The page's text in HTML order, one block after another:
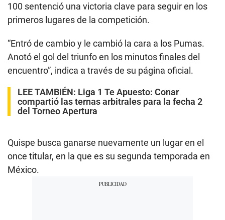
100 sentenció una victoria clave para seguir en los
primeros lugares de la competición.
“Entró de cambio y le cambió la cara a los Pumas.
Anotó el gol del triunfo en los minutos finales del
encuentro”, indica a través de su página oficial.
LEE TAMBIÉN: Liga 1 Te Apuesto: Conar
compartió las ternas arbitrales para la fecha 2
del Torneo Apertura
Quispe busca ganarse nuevamente un lugar en el
once titular, en la que es su segunda temporada en
México.